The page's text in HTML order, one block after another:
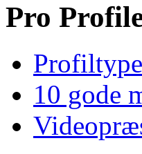
Pro
10 gode